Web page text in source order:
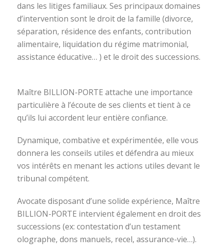
dans les litiges familiaux. Ses principaux domaines
d’intervention sont le droit de la famille (divorce,
séparation, résidence des enfants, contribution
alimentaire, liquidation du régime matrimonial,
assistance éducative… ) et le droit des successions.
Maître BILLION-PORTE attache une importance
particulière à l’écoute de ses clients et tient à ce
qu’ils lui accordent leur entière confiance.
Dynamique, combative et expérimentée, elle vous
donnera les conseils utiles et défendra au mieux
vos intérêts en menant les actions utiles devant le
tribunal compétent.
Avocate disposant d’une solide expérience, Maître
BILLION-PORTE intervient également en droit des
successions (ex: contestation d’un testament
olographe, dons manuels, recel, assurance-vie…).